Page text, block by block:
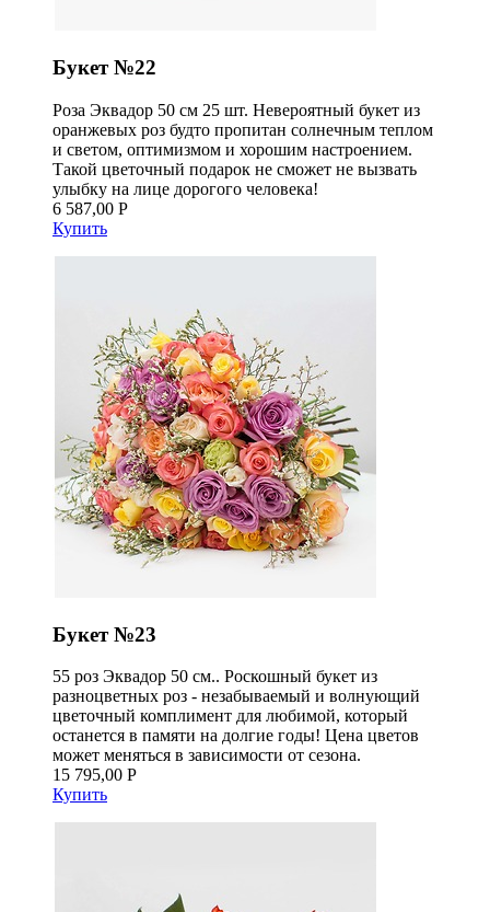
Букет №22
Роза Эквадор 50 см 25 шт. Невероятный букет из
оранжевых роз будто пропитан солнечным теплом
и светом, оптимизмом и хорошим настроением.
Такой цветочный подарок не сможет не вызвать
улыбку на лице дорогого человека!
6 587,00 Р
Купить
Букет №23
55 роз Эквадор 50 см.. Роскошный букет из
разноцветных роз - незабываемый и волнующий
цветочный комплимент для любимой, который
останется в памяти на долгие годы! Цена цветов
может меняться в зависимости от сезона.
15 795,00 Р
Купить